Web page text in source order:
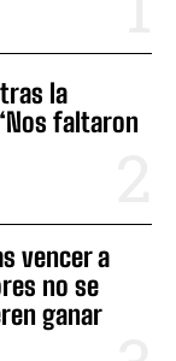
la
faltaron
vencer a
no se
ganar